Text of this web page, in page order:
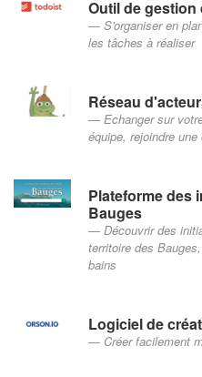
Outil de gestion
S'organiser en
les tâches à réaliser
Réseau
Echanger sur
équipe, rejoindre
Plateforme des
Bauges
Découvrir des
territoire des
bains
Logiciel de
Créer facilement